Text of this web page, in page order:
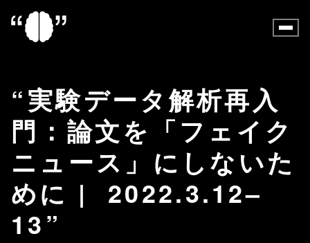
実験データ解析再入
門：論文を「フェイク
ニュース」にしないた
めに | 2022.3.12–
13